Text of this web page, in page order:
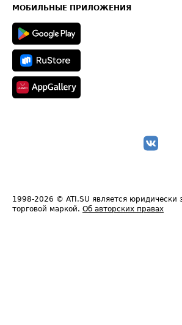
Техническая информация
МОБИЛЬНЫЕ ПРИЛОЖЕНИЯ
1998-2026 © ATI.SU является юридически
торговой маркой. Об авторских правах